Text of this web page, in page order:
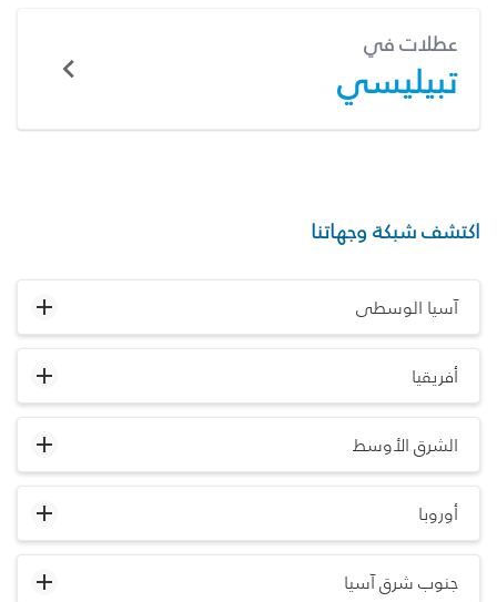
عطلات في
تبيليسي
اكتشف شبكة وجهاتنا
آسيا الوسطى
أفريقيا
الشرق الأوسط
أوروبا
جنوب شرق آسيا